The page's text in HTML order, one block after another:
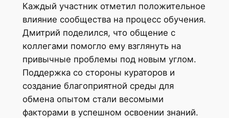
Каждый участник отметил положительное
влияние сообщества на процесс обучения.
Дмитрий поделился, что общение с
коллегами помогло ему взглянуть на
привычные проблемы под новым углом.
Поддержка со стороны кураторов и
создание благоприятной среды для
обмена опытом стали весомыми
факторами в успешном освоении знаний.